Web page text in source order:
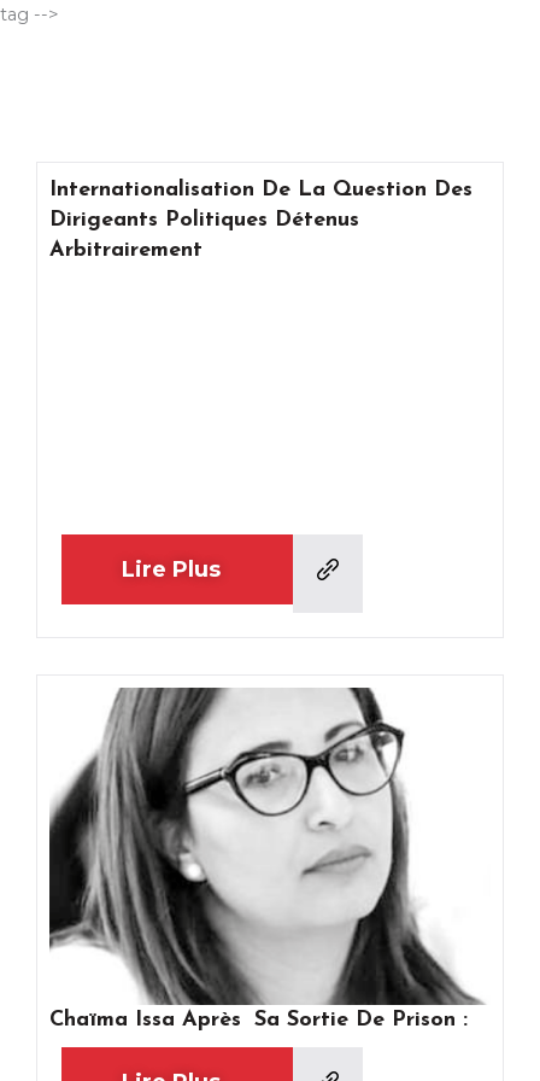
tag -->
Internationalisation De La Question Des
Dirigeants Politiques Détenus
Arbitrairement
Lire Plus
Chaïma Issa Après Sa Sortie De Prison :